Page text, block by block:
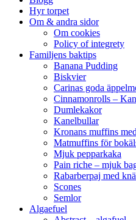
Hyr torpet
Om & andra sidor
Om cookies
Policy of integrety
Familjens baktips
Banana Pudding
Biskvier
Carinas goda
Cinnamonrolls –
Dumlekakor
Kanelbullar
Kronans muffins
Matmuffins för
Mjuk pepparkaka
Pain riche – mjuk
Rabarberpaj med
Scones
Semlor
Algaefuel